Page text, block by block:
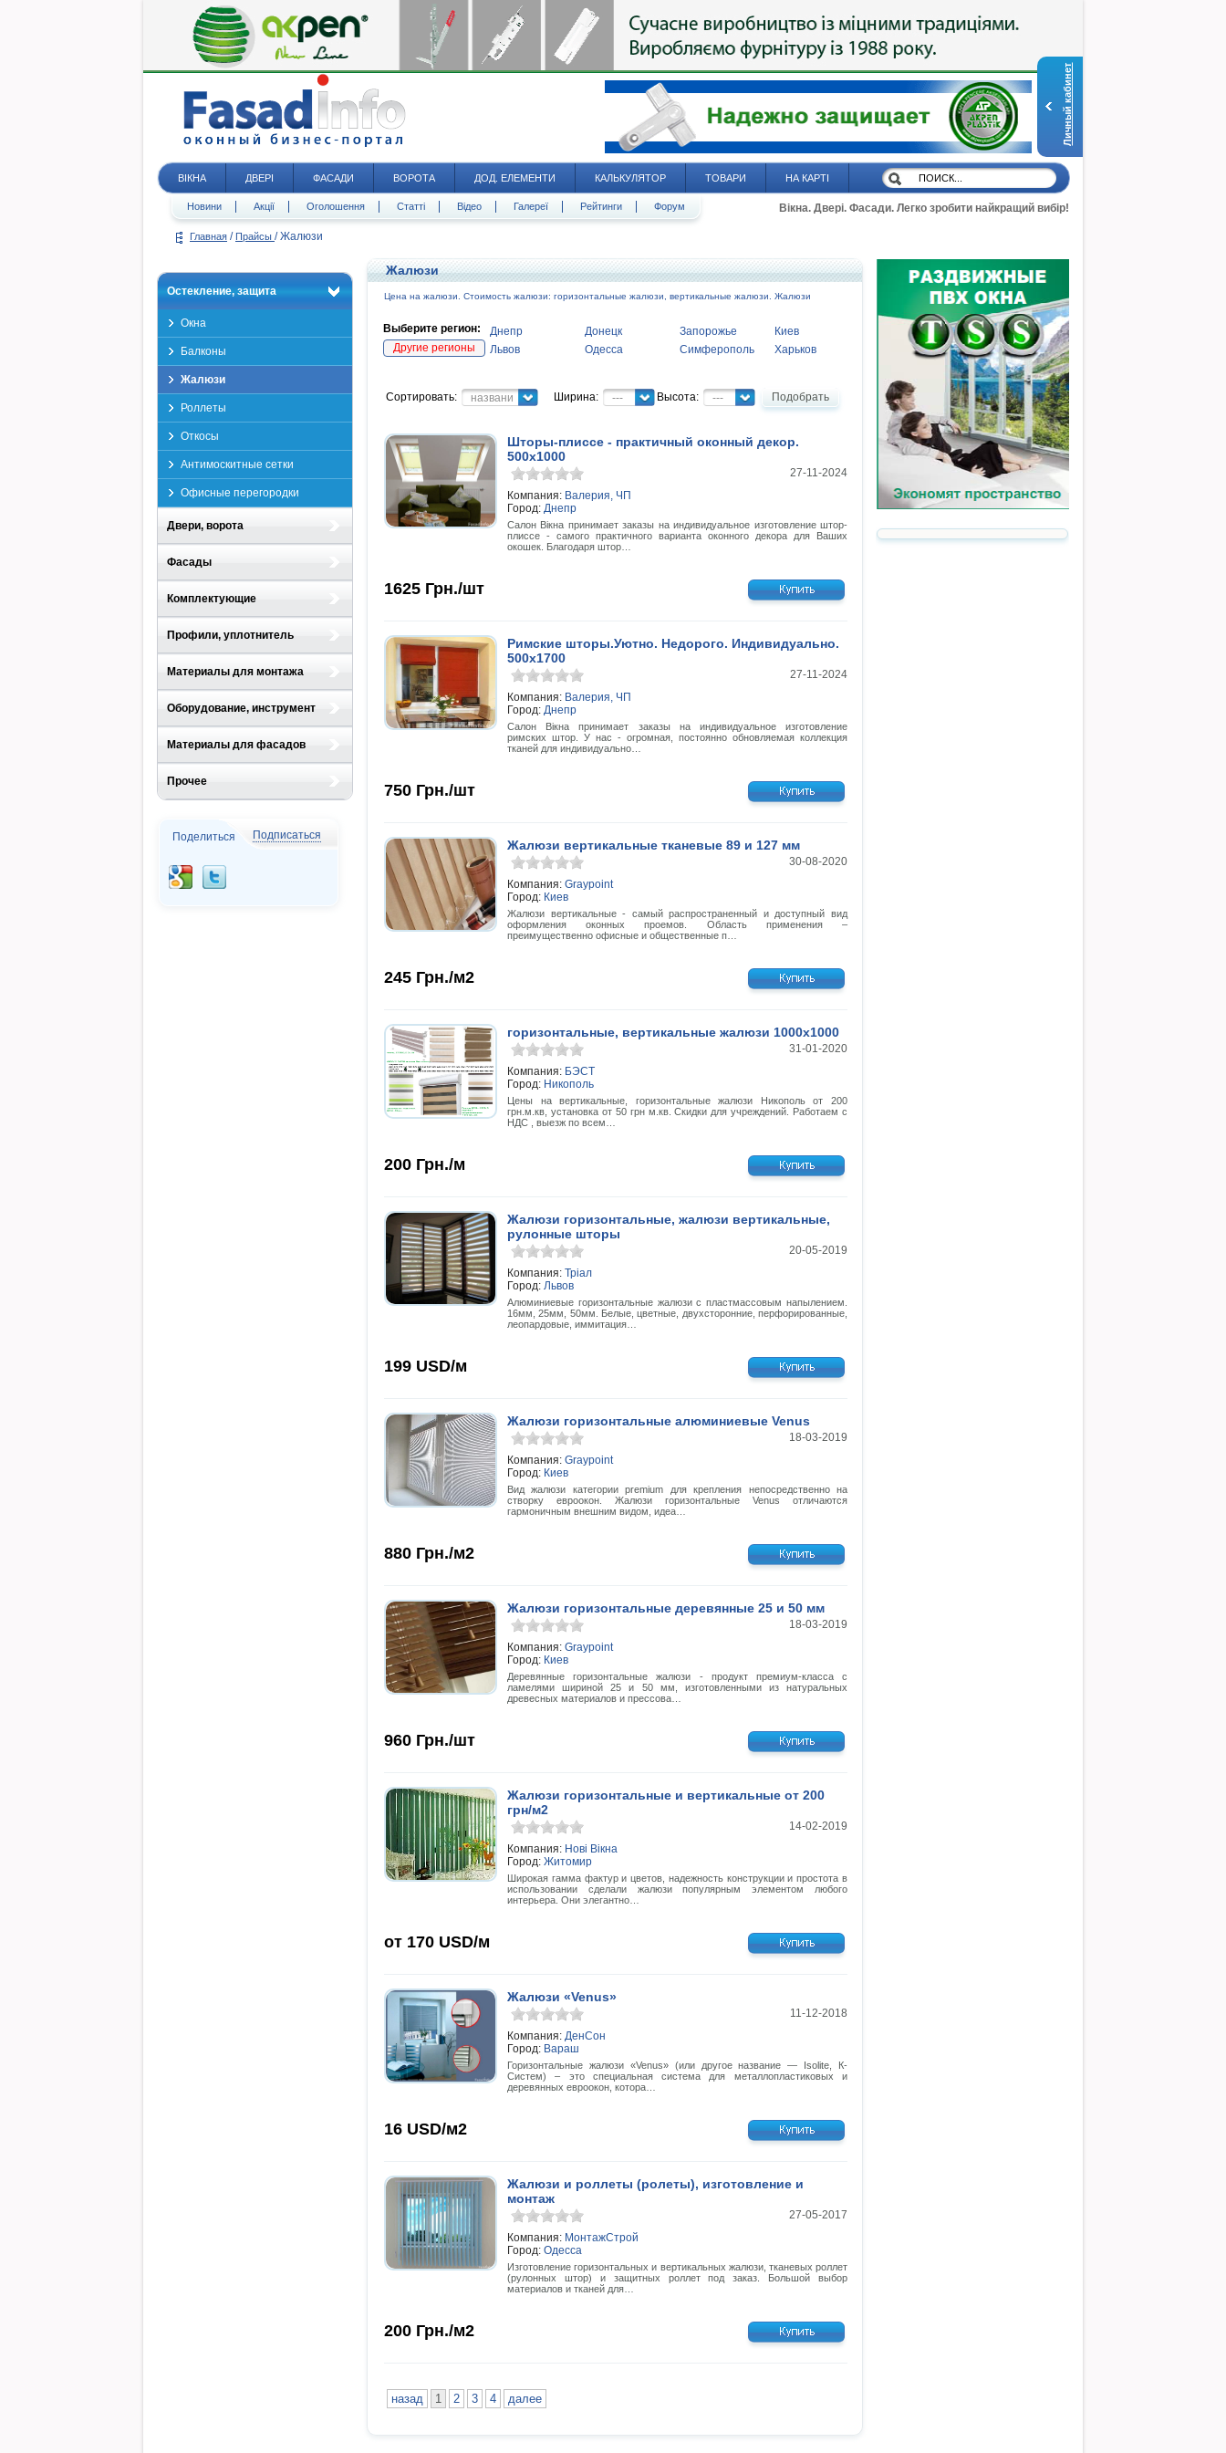
Личный кабинет
ВІКНА ДВЕРІ ФАСАДИ ВОРОТА ДОД. ЕЛЕМЕНТИ КАЛЬКУЛЯТОР ТОВАРИ НА КАРТІ
Новини Акції Оголошення Статті Відео Галереї Рейтинги Форум Вікна. Двері. Фасади. Легко зробити найкращий вибір!
Главная / Прайсы / Жалюзи
Остекление, защита
Окна
Балконы
Жалюзи
Роллеты
Откосы
Антимоскитные сетки
Офисные перегородки
Двери, ворота
Фасады
Комплектующие
Профили, уплотнитель
Материалы для монтажа
Оборудование, инструмент
Материалы для фасадов
Прочее
Поделиться Подписаться
Жалюзи
Цена на жалюзи. Стоимость жалюзи: горизонтальные жалюзи, вертикальные жалюзи. Жалюзи
Выберите регион:
Другие регионы
Днепр Донецк Запорожье
Киев
Львов
Одесса Симферополь Харьков
Сортировать: название Ширина: --- Высота: --- Подобрать
Шторы-плиссе - практичный оконный декор.
500x1000
27-11-2024
Компания: Валерия, ЧП
Город: Днепр
Салон Вiкна принимает заказы на индивидуальное изготовление штор-
плиссе - самого практичного варианта оконного декора для Ваших
окошек. Благодаря штор…
1625 Грн./шт
Римские шторы.Уютно. Недорого. Индивидуально.
500x1700
27-11-2024
Компания: Валерия, ЧП
Город: Днепр
Салон Вікна принимает заказы на индивидуальное изготовление
римских штор. У нас - огромная, постоянно обновляемая коллекция
тканей для индивидуально…
750 Грн./шт
Жалюзи вертикальные тканевые 89 и 127 мм
30-08-2020
Компания: Graypoint
Город: Киев
Жалюзи вертикальные - самый распространенный и доступный вид
оформления оконных проемов. Область применения –
преимущественно офисные и общественные п…
245 Грн./м2
горизонтальные, вертикальные жалюзи 1000x1000
31-01-2020
Компания: БЭСТ
Город: Никополь
Цены на вертикальные, горизонтальные жалюзи Никополь от 200
грн.м.кв, установка от 50 грн м.кв. Скидки для учреждений. Работаем с
НДС , выезж по всем…
200 Грн./м
Жалюзи горизонтальные, жалюзи вертикальные,
рулонные шторы
20-05-2019
Компания: Тріал
Город: Львов
Алюминиевые горизонтальные жалюзи с пластмассовым напылением.
16мм, 25мм, 50мм. Белые, цветные, двухсторонние, перфорированные,
леопардовые, иммитация…
199 USD/м
Жалюзи горизонтальные алюминиевые Venus
18-03-2019
Компания: Graypoint
Город: Киев
Вид жалюзи категории premium для крепления непосредственно на
створку евроокон. Жалюзи горизонтальные Venus отличаются
гармоничным внешним видом, идеа…
880 Грн./м2
Жалюзи горизонтальные деревянные 25 и 50 мм
18-03-2019
Компания: Graypoint
Город: Киев
Деревянные горизонтальные жалюзи - продукт премиум-класса с
ламелями шириной 25 и 50 мм, изготовленными из натуральных
древесных материалов и прессова…
960 Грн./шт
Жалюзи горизонтальные и вертикальные от 200
грн/м2
14-02-2019
Компания: Нові Вікна
Город: Житомир
Широкая гамма фактур и цветов, надежность конструкции и простота в
использовании сделали жалюзи популярным элементом любого
интерьера. Они элегантно…
от 170 USD/м
Жалюзи «Venus»
11-12-2018
Компания: ДенСон
Город: Вараш
Горизонтальные жалюзи «Venus» (или другое название — Isolite, К-
Систем) – это специальная система для металлопластиковых и
деревянных евроокон, котора…
16 USD/м2
Жалюзи и роллеты (ролеты), изготовление и
монтаж
27-05-2017
Компания: МонтажСтрой
Город: Одесса
Изготовление горизонтальных и вертикальных жалюзи, тканевых роллет
(рулонных штор) и защитных роллет под заказ. Большой выбор
материалов и тканей для…
200 Грн./м2
назад 1 2 3 4 далее